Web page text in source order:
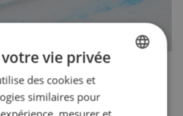
votre vie privée
des cookies et
similaires pour
mesurer et